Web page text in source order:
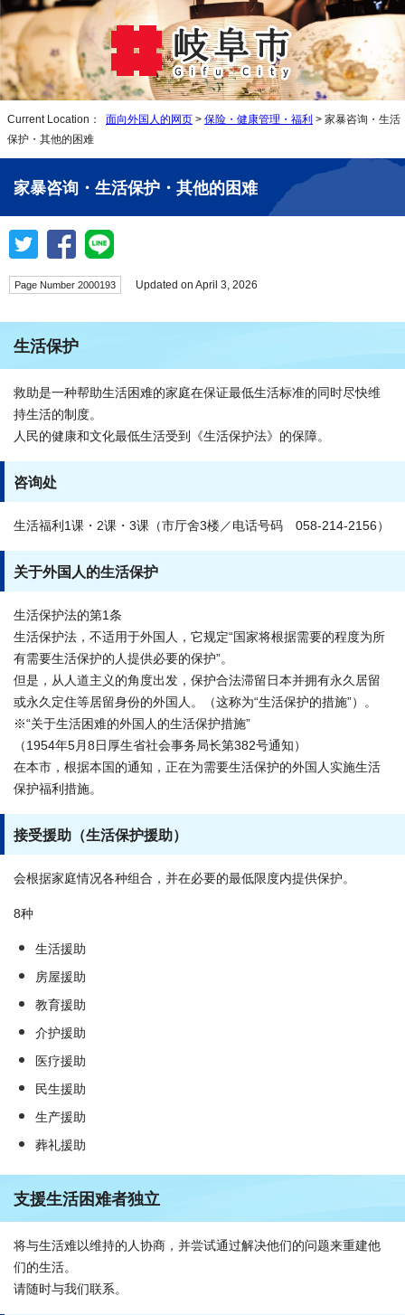
Current Location： 面向外国人的网页 > 保险・健康管理・福利 > 家暴咨询・生活
保护・其他的困难
家暴咨询・生活保护・其他的困难
Page Number 2000193 Updated on April 3, 2026
生活保护
救助是一种帮助生活困难的家庭在保证最低生活标准的同时尽快维
持生活的制度。
人民的健康和文化最低生活受到《生活保护法》的保障。
咨询处
生活福利1课・2课・3课（市厅舍3楼／电话号码 058-214-2156）
关于外国人的生活保护
生活保护法的第1条
生活保护法，不适用于外国人，它规定“国家将根据需要的程度为所
有需要生活保护的人提供必要的保护”。
但是，从人道主义的角度出发，保护合法滞留日本并拥有永久居留
或永久定住等居留身份的外国人。（这称为“生活保护的措施”）。
※“关于生活困难的外国人的生活保护措施”
（1954年5月8日厚生省社会事务局长第382号通知）
在本市，根据本国的通知，正在为需要生活保护的外国人实施生活
保护福利措施。
接受援助（生活保护援助）
会根据家庭情况各种组合，并在必要的最低限度内提供保护。
8种
生活援助
房屋援助
教育援助
介护援助
医疗援助
民生援助
生产援助
葬礼援助
支援生活困难者独立
将与生活难以维持的人协商，并尝试通过解决他们的问题来重建他
们的生活。
请随时与我们联系。